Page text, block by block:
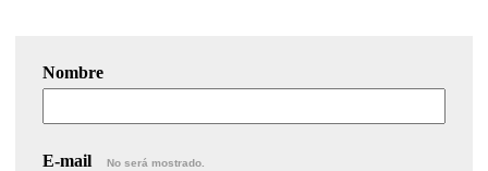
Nombre
E-mail No será mostrado.